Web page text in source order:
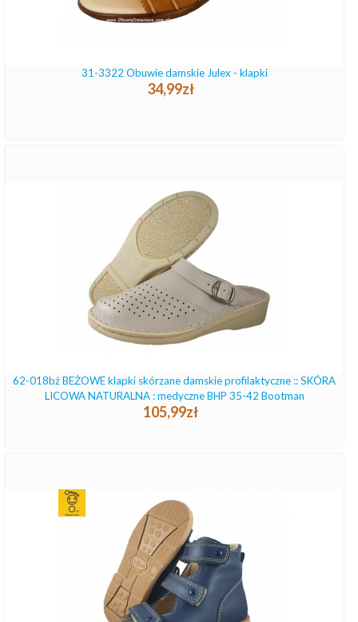
31-3322 Obuwie damskie Julex - klapki
34,99zł
62-018bż BEŻOWE klapki skórzane damskie profilaktyczne :: SKÓRA
LICOWA NATURALNA : medyczne BHP 35-42 Bootman
105,99zł